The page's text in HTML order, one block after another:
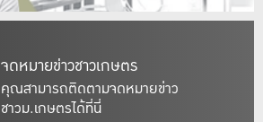
จดหมายข่าวชาวเกษตร
คุณสามารถติดตามจดหมายข่าว
ชาวม.เกษตรได้ที่นี่